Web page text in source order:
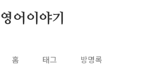
영어이야기
홈 태그 방명록